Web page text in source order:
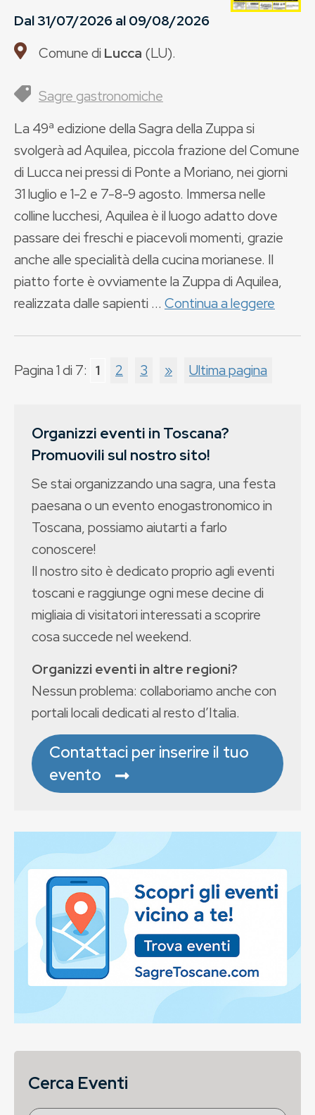
Dal31/07/2026al09/08/2026
Comune di Lucca (LU).
Sagre gastronomiche
La 49ª edizione della Sagra della Zuppa si
svolgerà ad Aquilea, piccola frazione del Comune
di Lucca nei pressi di Ponte a Moriano, nei giorni
31 luglio e 1-2 e 7-8-9 agosto. Immersa nelle
colline lucchesi, Aquilea è il luogo adatto dove
passare dei freschi e piacevoli momenti, grazie
anche alle specialità della cucina morianese. Il
piatto forte è ovviamente la Zuppa di Aquilea,
realizzata dalle sapienti ... Continua a leggere
Pagina 1 di 7: 1 2 3 » Ultima pagina
Organizzi eventi in Toscana?
Promuovili sul nostro sito!
Se stai organizzando una sagra, una festa
paesana o un evento enogastronomico in
Toscana, possiamo aiutarti a farlo
conoscere!
Il nostro sito è dedicato proprio agli eventi
toscani e raggiunge ogni mese decine di
migliaia di visitatori interessati a scoprire
cosa succede nel weekend.
Organizzi eventi in altre regioni?
Nessun problema: collaboriamo anche con
portali locali dedicati al resto d’Italia.
Contattaci per inserire il tuo
evento
Cerca Eventi